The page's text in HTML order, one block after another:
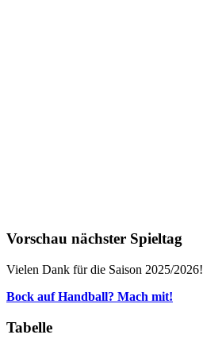
Vorschau nächster Spieltag
Vielen Dank für die Saison 2025/2026!
Bock auf Handball? Mach mit!
Tabelle